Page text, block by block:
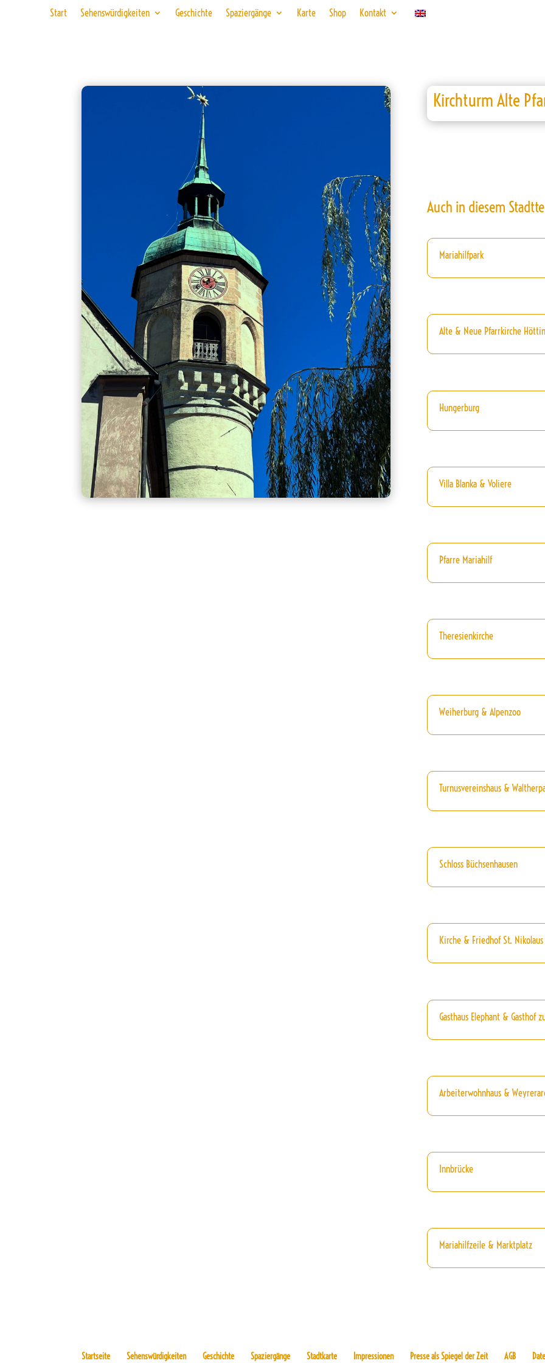
Start Sehenswürdigkeiten Geschichte Spaziergänge Karte Shop Kontakt
Kirchturm Alte
Auch in diesem
Mariahilfpark
Alte & Neue Pfarrkirche
Hungerburg
Villa Blanka & Voliere
Pfarre Mariahilf
Theresienkirche
Weiherburg & Alpenzoo
Turnusvereinshaus &
Schloss Büchsenhausen
Kirche & Friedhof St. Nikolaus
Gasthaus Elephant & Gasthof
Arbeiterwohnhaus &
Innbrücke
Mariahilfzeile & Marktplatz
Startseite Sehenswürdigkeiten Geschichte Spaziergänge Stadtkarte Impressionen Presse als Spiegel der Zeit AGB